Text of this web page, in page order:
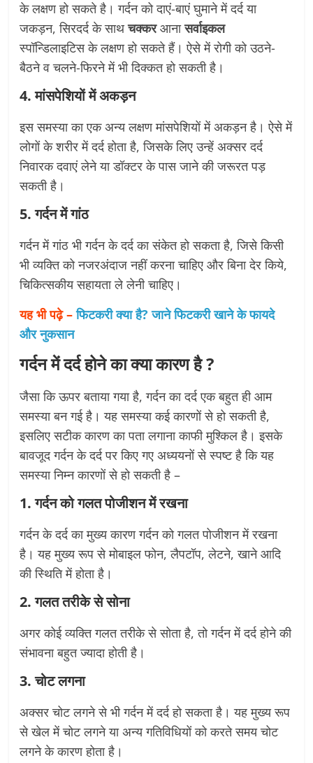
के लक्षण हो सकते है। गर्दन को दाएं-बाएं घुमाने में दर्द या
जकड़न, सिरदर्द के साथचक्करआनासर्वाइकल
स्पॉन्डिलाइटिस के लक्षण हो सकते हैं। ऐसे में रोगी को उठने-
बैठने व चलने-फिरने में भी दिक्कत हो सकती है।
4. मांसपेशियों में अकड़न
इस समस्या का एक अन्य लक्षण मांसपेशियों में अकड़न है। ऐसे में
लोगों के शरीर में दर्द होता है, जिसके लिए उन्हें अक्सर दर्द
निवारक दवाएं लेने या डॉक्टर के पास जाने की जरूरत पड़
सकती है।
5. गर्दन में गांठ
गर्दन में गांठ भी गर्दन के दर्द का संकेत हो सकता है, जिसे किसी
भी व्यक्ति को नजरअंदाज नहीं करना चाहिए और बिना देर किये,
चिकित्सकीय सहायता ले लेनी चाहिए।
यह भी पढ़े – फिटकरी क्या है? जाने फिटकरी खाने के फायदे
और नुकसान
गर्दन में दर्द होने का क्या कारण है ?
जैसा कि ऊपर बताया गया है, गर्दन का दर्द एक बहुत ही आम
समस्या बन गई है। यह समस्या कई कारणों से हो सकती है,
इसलिए सटीक कारण का पता लगाना काफी मुश्किल है। इसके
बावजूद गर्दन के दर्द पर किए गए अध्ययनों से स्पष्ट है कि यह
समस्या निम्न कारणों से हो सकती है –
1. गर्दन को गलत पोजीशन में रखना
गर्दन के दर्द का मुख्य कारण गर्दन को गलत पोजीशन में रखना
है। यह मुख्य रूप से मोबाइल फोन, लैपटॉप, लेटने, खाने आदि
की स्थिति में होता है।
2. गलत तरीके से सोना
अगर कोई व्यक्ति गलत तरीके से सोता है, तो गर्दन में दर्द होने की
संभावना बहुत ज्यादा होती है।
3. चोट लगना
अक्सर चोट लगने से भी गर्दन में दर्द हो सकता है। यह मुख्य रूप
से खेल में चोट लगने या अन्य गतिविधियों को करते समय चोट
लगने के कारण होता है।